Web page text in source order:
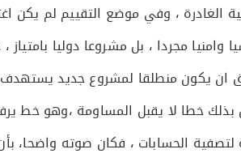
الغادرة ، وفي موضع التقييم لم يكن
وامنيا مجردا ، بل مشروعا دوليا
ان يكون منطلقا لمشروع جديد يستهدف
بذلك خطا لا يقبل المساومة ،وهو خط
الحسابات ، فكان صوته واضحا، بأن